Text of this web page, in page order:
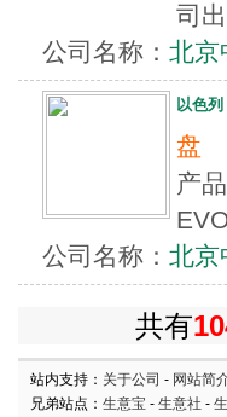
司
公司名称： 北京
以色
盘
产
公司名称： 北京
共有
站内支持： 关于公司 - 网站简
兄弟站点： 生意宝 - 生意社 -